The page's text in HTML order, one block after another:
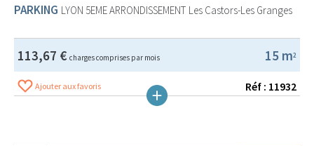
PARKING LYON 5EME ARRONDISSEMENT Les Castors-Les Granges
15 m2
113,67 € charges comprises par mois
Ajouter aux favoris Réf : 11932